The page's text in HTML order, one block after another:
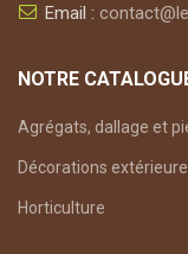
Email :
NOTRE
Agrégats, dallage et
Décorations
Horticulture